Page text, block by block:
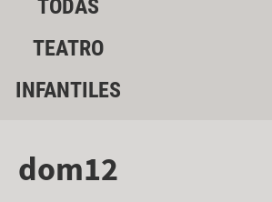
TODAS
TEATRO
INFANTILES
dom12